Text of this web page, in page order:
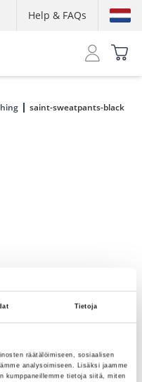
Tietoja
räätälöimiseen, sosiaalisen
analysoimiseen. Lisäksi jaamme
kumppaneillemme tietoja siitä, miten
Help & FAQs
saint-sweatpants-black